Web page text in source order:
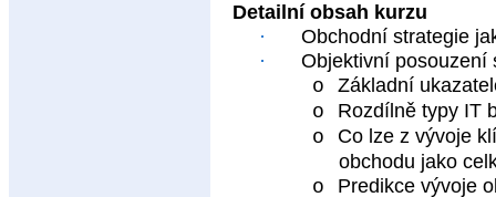
Detailní obsah kurzu
·
Obchodní strategie
·
Objektivní posouzení
o
Základní
o
Rozdílně typy IT
o
Co lze z vývoje
obchodu jako
o
Predikce vývoje